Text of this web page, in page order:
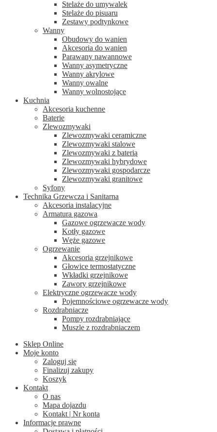
Stelaże do umywalek
Stelaże do pisuaru
Zestawy podtynkowe
Wanny
Obudowy do wanien
Akcesoria do wanien
Parawany nawannowe
Wanny asymetryczne
Wanny akrylowe
Wanny owalne
Wanny wolnostojące
Kuchnia
Akcesoria kuchenne
Baterie
Zlewozmywaki
Zlewozmywaki ceramiczne
Zlewozmywaki stalowe
Zlewozmywaki z baterią
Zlewozmywaki hybrydowe
Zlewozmywaki gospodarcze
Zlewozmywaki granitowe
Syfony
Technika Grzewcza i Sanitarna
Akcesoria instalacyjne
Armatura gazowa
Gazowe ogrzewacze wody
Kotły gazowe
Węże gazowe
Ogrzewanie
Akcesoria grzejnikowe
Głowice termostatyczne
Wkładki grzejnikowe
Zawory grzejnikowe
Elektryczne ogrzewacze wody
Pojemnościowe ogrzewacze wody
Rozdrabniacze
Pompy rozdrabniające
Muszle z rozdrabniaczem
Sklep Online
Moje konto
Zaloguj się
Finalizuj zakupy
Koszyk
Kontakt
O nas
Mapa dojazdu
Kontakt | Nr konta
Informacje prawne